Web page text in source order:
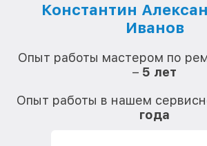
Константин
Иванов
Опыт работы мастером по
– 5 лет
Опыт работы в нашем
года